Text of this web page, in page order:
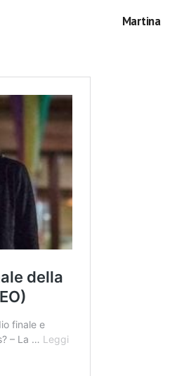
Martina